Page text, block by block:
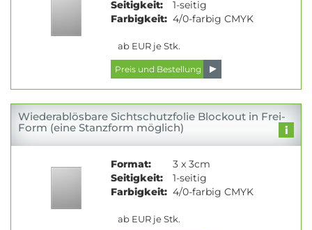
Seitigkeit:
1-seitig
Farbigkeit: 4/0-farbig CMYK
ab EUR je Stk.
Wiederablösbare Sichtschutzfolie Blockout in Frei-
Form (eine Stanzform möglich)
Format:
3 x 3cm
Seitigkeit:
1-seitig
Farbigkeit: 4/0-farbig CMYK
ab EUR je Stk.